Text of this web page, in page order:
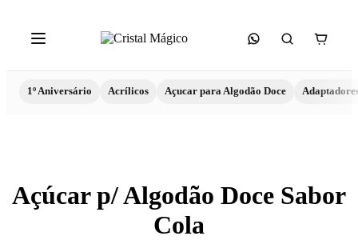
1º Aniversário Acrílicos Açucar para Algodão Doce
Açúcar p/ Algodão Doce Sabor
Cola